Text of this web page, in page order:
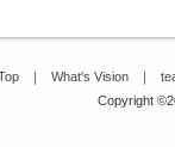
｜ What's Vision ｜
Copyright